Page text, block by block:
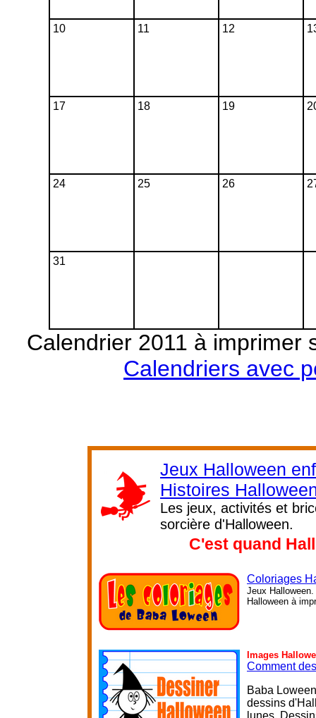
10 11 12
17 18 19
24 25 26
31
Calendrier 2011 à imprimer
Calendriers avec
Jeux Halloween
Histoires
Les jeux, activités et
sorcière d'Halloween.
C'est quand
Coloriages
Jeux
Halloween à
Images
Comment
Baba
dessins
lunes.